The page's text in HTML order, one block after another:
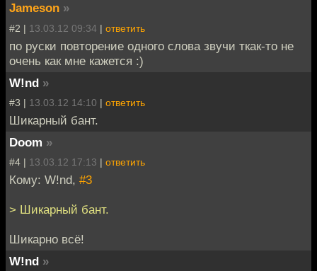
Jameson »
#2 | 13.03.12 09:34 | ответить
по руски повторение одного слова звучи ткак-то не
очень как мне кажется :)
W!nd »
#3 | 13.03.12 14:10 | ответить
Шикарный бант.
Doom »
#4 | 13.03.12 17:13 | ответить
Кому: W!nd, #3
> Шикарный бант.
Шикарно всё!
W!nd »